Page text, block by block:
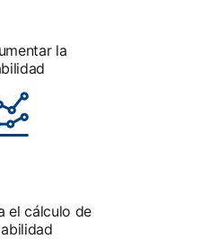
la
el cálculo de